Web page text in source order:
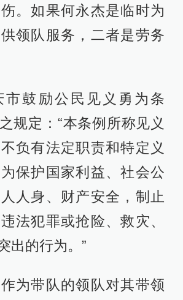
。如果何永杰是临时为
领队服务，二者是劳务
市鼓励公民见义勇为条
规定：“本条例所称见义
负有法定职责和特定义
保护国家利益、社会公
人身、财产安全，制止
法犯罪或抢险、救灾、
出的行为。”
为带队的领队对其带领